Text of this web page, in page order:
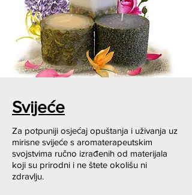
Svijeće
Za potpuniji osjećaj opuštanja i uživanja uz
mirisne svijeće s aromaterapeutskim
svojstvima ručno izrađenih od materijala
koji su prirodni i ne štete okolišu ni
zdravlju.